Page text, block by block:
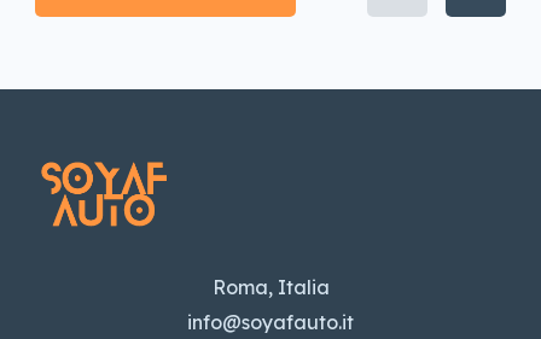
Roma, Italia
info@soyafauto.it